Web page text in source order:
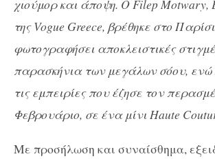
χιούμορ και άποψη. Ο Filep Motwary,
της Vogue Greece, βρέθηκε στο
φωτογραφήσει αποκλειστικές
παρασκήνια των μεγάλων σόου,
τις εμπειρίες που έζησε τον
Φεβρουάριο, σε ένα μίνι Haute
Με προσήλωση και συναίσθημα,